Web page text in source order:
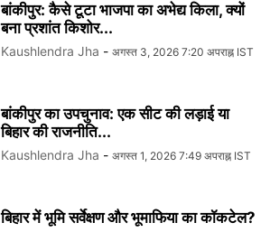
बांकीपुर: कैसे टूटा भाजपा का अभेद्य किला, क्यों
बना प्रशांत किशोर...
Kaushlendra Jha - अगस्त 3, 2026 7:20 अपराह्न IST
बांकीपुर का उपचुनाव: एक सीट की लड़ाई या
बिहार की राजनीति...
Kaushlendra Jha - अगस्त 1, 2026 7:49 अपराह्न IST
बिहार में भूमि सर्वेक्षण और भूमाफिया का कॉकटेल?